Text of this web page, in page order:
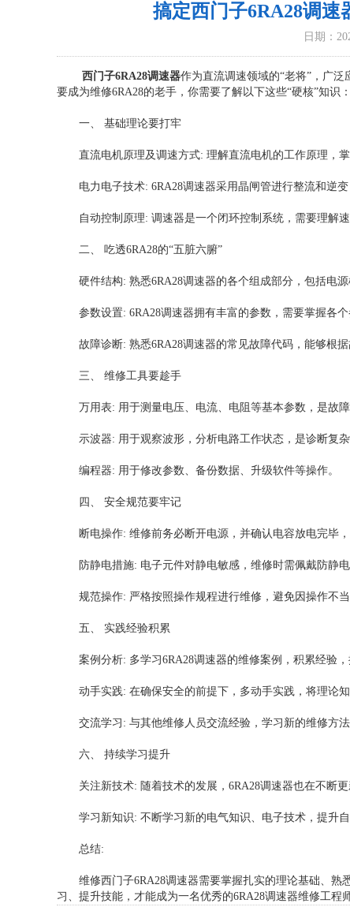
搞定西门子6RA28调速
日期：
西门子6RA28调速器作为直流调速领域的“老将”，广
要成为维修6RA28的老手，你需要了解以下这些“硬核”知识：
一、 基础理论要打牢
直流电机原理及调速方式: 理解直流电机的工作原理，掌
电力电子技术: 6RA28调速器采用晶闸管进行整流和逆变
自动控制原理: 调速器是一个闭环控制系统，需要理解速
二、 吃透6RA28的“五脏六腑”
硬件结构: 熟悉6RA28调速器的各个组成部分，包括电源
参数设置: 6RA28调速器拥有丰富的参数，需要掌握各个
故障诊断: 熟悉6RA28调速器的常见故障代码，能够根据
三、 维修工具要趁手
万用表: 用于测量电压、电流、电阻等基本参数，是故障
示波器: 用于观察波形，分析电路工作状态，是诊断复杂
编程器: 用于修改参数、备份数据、升级软件等操作。
四、 安全规范要牢记
断电操作: 维修前务必断开电源，并确认电容放电完毕，
防静电措施: 电子元件对静电敏感，维修时需佩戴防静电
规范操作: 严格按照操作规程进行维修，避免因操作不当
五、 实践经验积累
案例分析: 多学习6RA28调速器的维修案例，积累经验，
动手实践: 在确保安全的前提下，多动手实践，将理论知
交流学习: 与其他维修人员交流经验，学习新的维修方法
六、 持续学习提升
关注新技术: 随着技术的发展，6RA28调速器也在不断更
学习新知识: 不断学习新的电气知识、电子技术，提升自
总结:
维修西门子6RA28调速器需要掌握扎实的理论基础、熟
习、提升技能，才能成为一名优秀的6RA28调速器维修工程